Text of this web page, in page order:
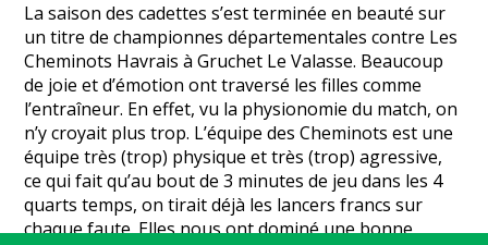
La saison des cadettes s’est terminée en beauté sur
un titre de championnes départementales contre Les
Cheminots Havrais à Gruchet Le Valasse. Beaucoup
de joie et d’émotion ont traversé les filles comme
l’entraîneur. En effet, vu la physionomie du match, on
n’y croyait plus trop. L’équipe des Cheminots est une
équipe très (trop) physique et très (trop) agressive,
ce qui fait qu’au bout de 3 minutes de jeu dans les 4
quarts temps, on tirait déjà les lancers francs sur
chaque faute. Elles nous ont dominé une bonne